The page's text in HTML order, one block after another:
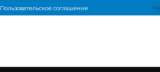
Пользовательское соглашение